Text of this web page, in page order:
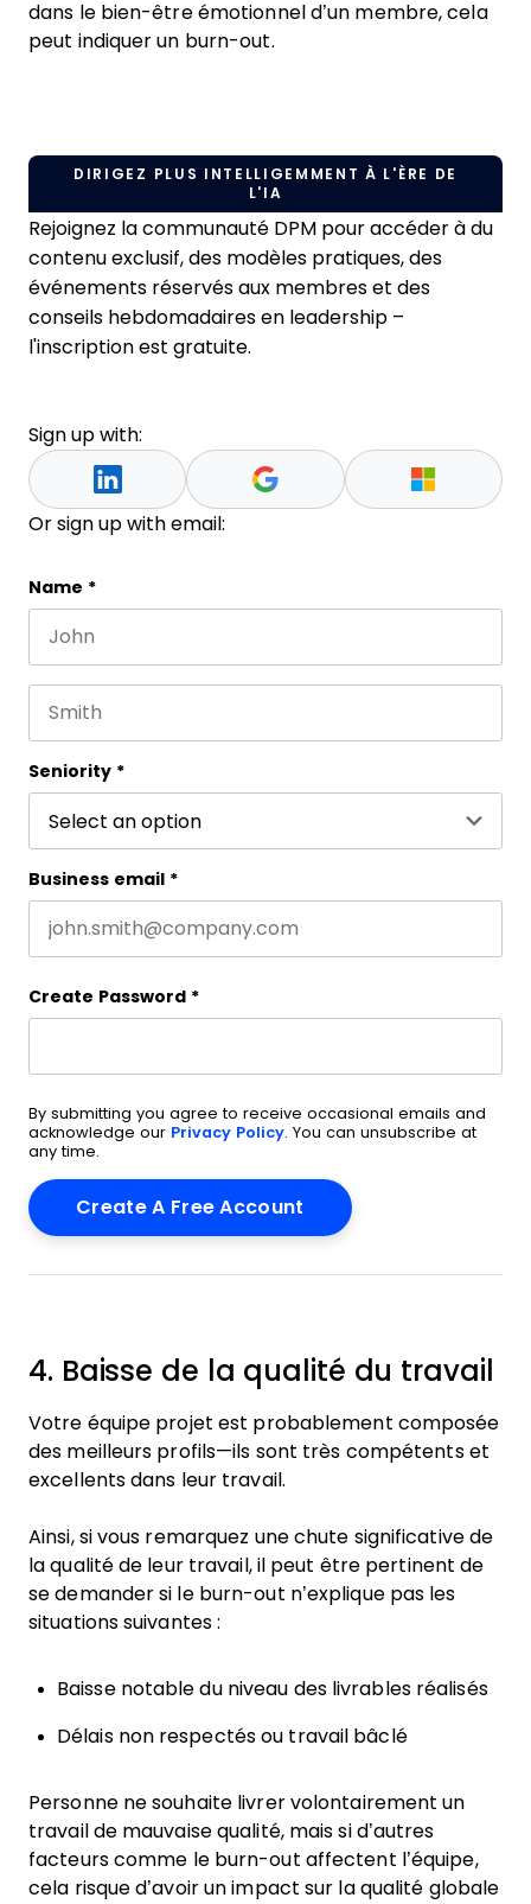
dans le bien-être émotionnel d’un membre, cela
peut indiquer un burn-out.
DIRIGEZ PLUS INTELLIGEMMENT À L'ÈRE DE
L'IA
Rejoignez la communauté DPM pour accéder à du
contenu exclusif, des modèles pratiques, des
événements réservés aux membres et des
conseils hebdomadaires en leadership –
l'inscription est gratuite.
Sign up with:
Or sign up with email:
Facebook
This field is for validation purposes and should be
Name *
Seniority *
Business email *
Create Password *
By submitting you agree to receive occasional emails and
acknowledge our Privacy Policy . You can unsubscribe at
any time.
4. Baisse de la qualité du travail
Votre équipe projet est probablement composée
des meilleurs profils—ils sont très compétents et
excellents dans leur travail.
Ainsi, si vous remarquez une chute significative de
la qualité de leur travail, il peut être pertinent de
se demander si le burn-out n’explique pas les
situations suivantes :
Baisse notable du niveau des livrables réalisés
Délais non respectés ou travail bâclé
Personne ne souhaite livrer volontairement un
travail de mauvaise qualité, mais si d’autres
facteurs comme le burn-out affectent l’équipe,
cela risque d’avoir un impact sur la qualité globale